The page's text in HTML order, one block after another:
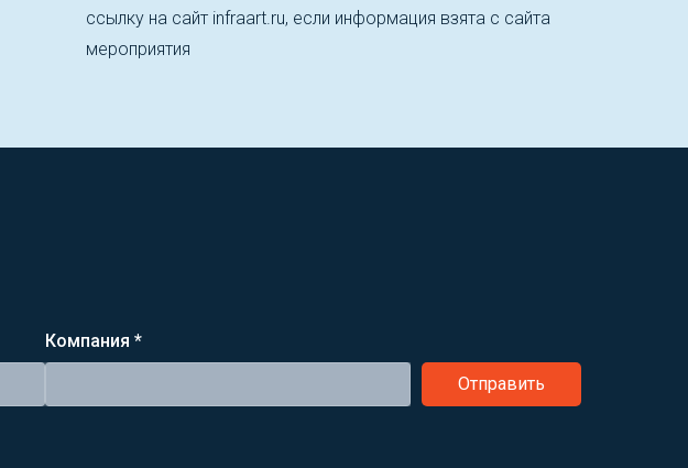
ссылку на сайт infraart.ru, если информация взята с сайта
мероприятия
Компания *
Отправить